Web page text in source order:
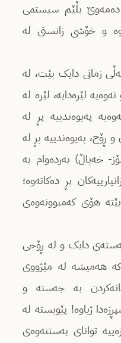
دەمەوێ بڵێم سیستمی
و خۆشی زانستی لە
زمانی دایک بێت، لە
لێرەدایە، لێرە لە
پەیوەندییە پڕ لە
ڕۆح، پەیوەندییە پڕ لە
خەیاڵ) بەردەوام بە
پڕ دەكاتەوە؛
هۆی كەمبوونەوەی
دایک و لە ڕۆحی
كە هەمیشە لە مێژووی
بە جەستە و
ژیاوە! پێویستە لە
توانای بەستنەوەی